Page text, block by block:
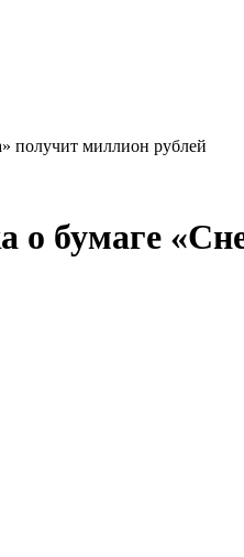
получит миллион рублей
бумаге